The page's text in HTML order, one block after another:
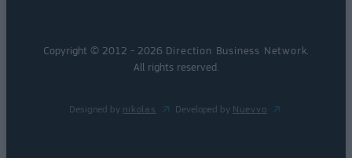
Copyright © 2012 - 2026 Direction Business Network
All rights reserved.
Designed by nikolas Developed by Nuevvo